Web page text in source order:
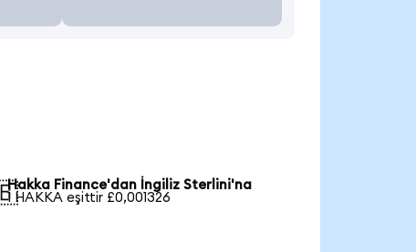
Hakka Finance'dan İngiliz Sterlini'na
1 HAKKA eşittir £0,001326